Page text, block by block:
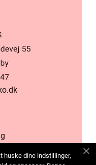
huske dine indstillinger,